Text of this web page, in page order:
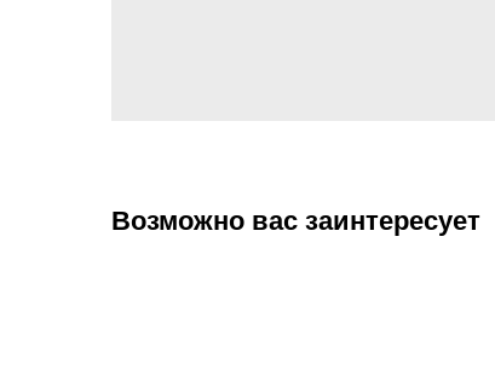
Возможно вас заинтересует